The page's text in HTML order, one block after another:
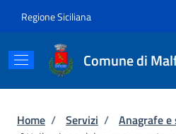
Regione Siciliana
Comune di
Briciole di pane
Home / Servizi / Anagrafe